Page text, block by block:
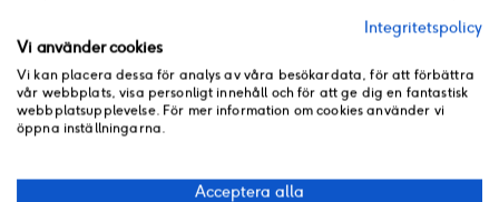
Översikt
Recension
Integritetspolicy
Vi använder cookies
Vi kan placera dessa för analys av våra besökardata, för att förbättra
vår webbplats, visa personligt innehåll och för att ge dig en fantastisk
webbplatsupplevelse. För mer information om cookies använder vi
öppna inställningarna.
Acceptera alla